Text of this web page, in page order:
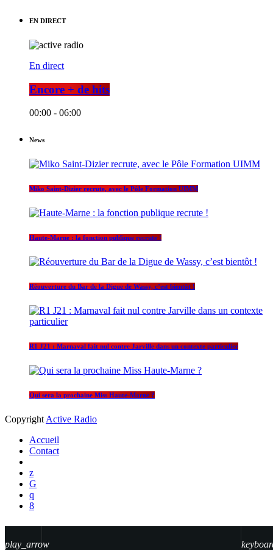
play_arrow
EN DIRECT
En direct
Encore + de hits
00:00 - 06:00
News
Miko Saint-Dizier recrute, avec le Pôle Formation UIMM
Haute-Marne : la fonction publique recrute !
Réouverture du Bar de la Digue de Wassy, c’est bientôt !
R1 J21 : Marnaval fait nul contre Jarville dans un contexte particulier
Qui sera la prochaine Miss Haute-Marne ?
Copyright Active Radio
Accueil
Contact